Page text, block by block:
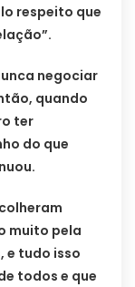
respeito que
negociar
quando
ter
do que
muito pela
e tudo isso
todos e que